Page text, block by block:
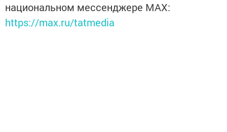
национальном мессенджере MАХ:
https://max.ru/tatmedia